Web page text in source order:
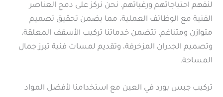
لنفهم احتياجاتهم ورغباتهم. نحن نركز على دمج العناصر
الفنية مع الوظائف العملية، مما يضمن تحقيق تصميم
متوازن ومتناغم. تتضمن خدماتنا تركيب الأسقف المعلقة،
وتصميم الجدران المزخرفة، وتقديم لمسات فنية تبرز جمال
المساحة.
تركيب جبس بورد في العين مع استخدامنا لأفضل المواد